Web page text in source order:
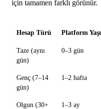
için tamamen farklı görünür.
Hesap Türü Platform Yaşı
Taze (aynı
gün)
0–3 gün
Genç (7–14
gün)
1–2 hafta
Olgun (30+
1–3 ay